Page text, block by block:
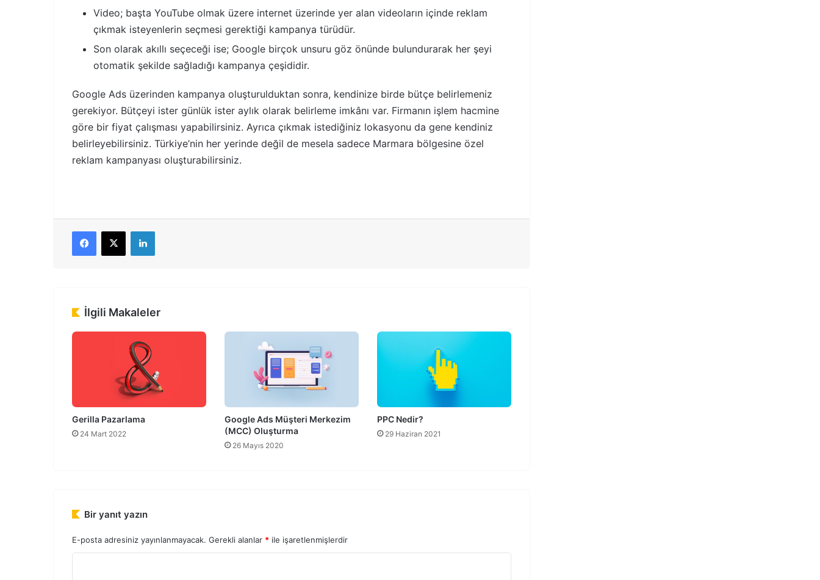
Video; başta YouTube olmak üzere internet üzerinde yer alan videoların içinde reklam
çıkmak isteyenlerin seçmesi gerektiği kampanya türüdür.
Son olarak akıllı seçeceği ise; Google birçok unsuru göz önünde bulundurarak her şeyi
otomatik şekilde sağladığı kampanya çeşididir.
Google Ads üzerinden kampanya oluşturulduktan sonra, kendinize birde bütçe belirlemeniz
gerekiyor. Bütçeyi ister günlük ister aylık olarak belirleme imkânı var. Firmanın işlem hacmine
göre bir fiyat çalışması yapabilirsiniz. Ayrıca çıkmak istediğiniz lokasyonu da gene kendiniz
belirleyebilirsiniz. Türkiye’nin her yerinde değil de mesela sadece Marmara bölgesine özel
reklam kampanyası oluşturabilirsiniz.
Facebook
X LinkedIn
İlgili Makaleler
Gerilla Pazarlama
24 Mart 2022
Google Ads Müşteri Merkezim
(MCC) Oluşturma
26 Mayıs 2020
PPC Nedir?
29 Haziran 2021
Bir yanıt yazın
E-posta adresiniz yayınlanmayacak. Gerekli alanlar * ile işaretlenmişlerdir